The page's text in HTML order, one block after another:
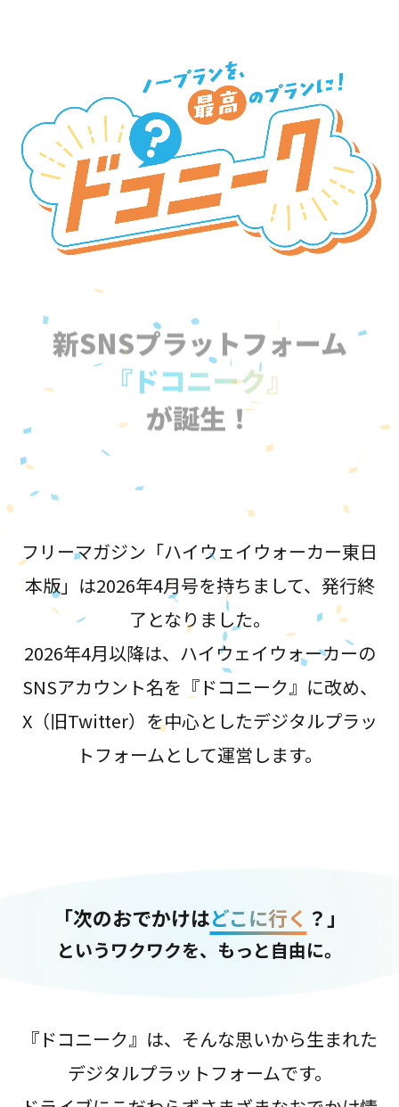
新SNSプラットフォーム
『ドコニーク』
が誕生！
フリーマガジン「ハイウェイウォーカー東日
本版」は2026年4月号を持ちまして、発行終
了となりました。
2026年4月以降は、ハイウェイウォーカーの
SNSアカウント名を『ドコニーク』に改め、
X（旧Twitter）を中心としたデジタルプラッ
トフォームとして運営します。
「次のおでかけはどこに行く ？」
というワクワクを、もっと自由に。
『ドコニーク』は、そんな思いから生まれた
デジタルプラットフォームです。